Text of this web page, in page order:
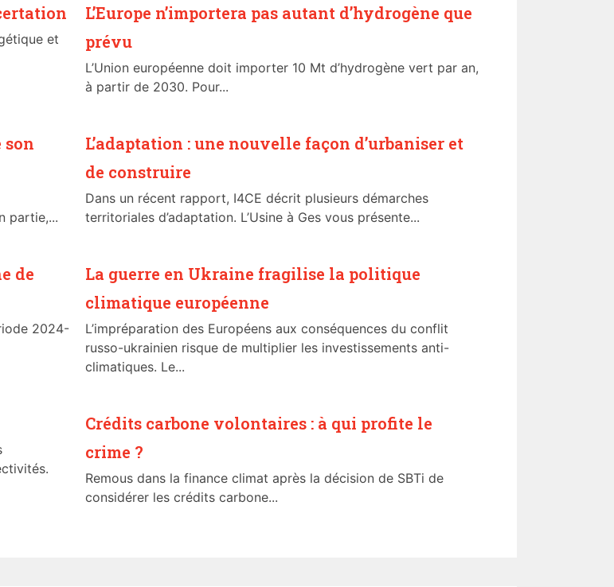
et
L’Europe n’importera pas autant d’hydrogène que
prévu
L’Union européenne doit importer 10 Mt d’hydrogène vert par an,
à partir de 2030. Pour...
son
partie,...
L’adaptation : une nouvelle façon d’urbaniser et
de construire
Dans un récent rapport, I4CE décrit plusieurs démarches
territoriales d’adaptation. L’Usine à Ges vous présente...
de
2024-
La guerre en Ukraine fragilise la politique
climatique européenne
L’impréparation des Européens aux conséquences du conflit
russo-ukrainien risque de multiplier les investissements anti-
climatiques. Le...
Crédits carbone volontaires : à qui profite le
crime ?
Remous dans la finance climat après la décision de SBTi de
considérer les crédits carbone...